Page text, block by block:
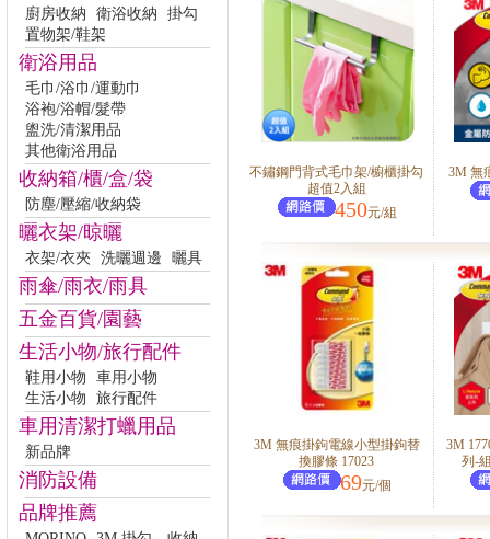
廚房收納 衛浴收納
掛勾
置物架/鞋架
衛浴用品
毛巾/浴巾/運動巾
浴袍/浴帽/髮帶
盥洗/清潔用品
其他衛浴用品
收納箱/櫃/盒/袋
防塵/壓縮/收納袋
曬衣架/晾曬
衣架/衣夾 洗曬週邊 曬具
雨傘/雨衣/雨具
五金百貨/園藝
生活小物/旅行配件
鞋用小物
車用小物
生活小物
旅行配件
車用清潔打蠟用品
新品牌
消防設備
品牌推薦
不鏽鋼門背式毛巾架/櫥櫃掛勾
超值2入組
450元/組
3M 無
3M 無痕掛鉤電線小型掛鉤替
換膠條 17023
69元/個
3M
列-